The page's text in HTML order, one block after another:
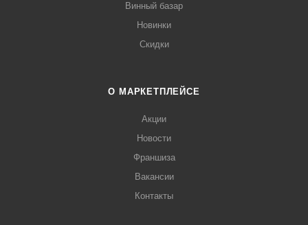
Винный базар
Новинки
Скидки
О МАРКЕТПЛЕЙСЕ
Акции
Новости
Франшиза
Вакансии
Контакты